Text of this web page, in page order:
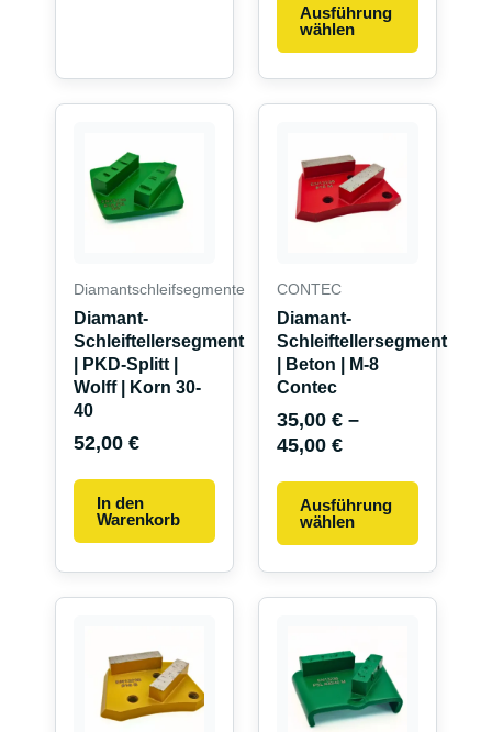
Ausführung
wählen
Diamantschleifsegmente
Diamant-
Schleiftellersegment
| PKD-Splitt |
Wolff | Korn 30-
40
52,00€
In den
Warenkorb
CONTEC
Diamant-
Schleiftellersegment
| Beton | M-8
Contec
35,00 € –
45,00 €
Ausführung
wählen
können